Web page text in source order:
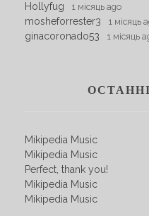
Hollyfug 1 місяць ago
mosheforrester3 1 місяць
ginacoronado53 1 місяць
Mikipedia Music
Mikipedia Music
Perfect, thank you!
Mikipedia Music
Mikipedia Music